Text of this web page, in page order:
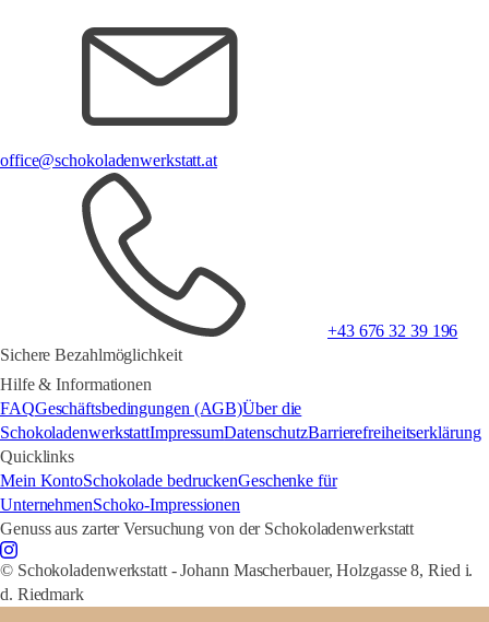
office@schokoladenwerkstatt.at
+43 676 32 39 196
Sichere Bezahlmöglichkeit
Hilfe & Informationen
FAQGeschäftsbedingungen (AGB)Über die
SchokoladenwerkstattImpressumDatenschutzBarrierefreiheitserklärung
Quicklinks
Mein KontoSchokolade bedruckenGeschenke für
UnternehmenSchoko-Impressionen
Genuss aus zarter Versuchung von der Schokoladenwerkstatt
© Schokoladenwerkstatt - Johann Mascherbauer, Holzgasse 8, Ried i.
d. Riedmark